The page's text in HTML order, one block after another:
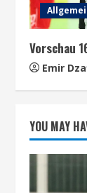
e
a
d
n
Vorschau
Emir
YOU MAY